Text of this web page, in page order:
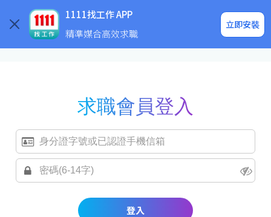
1111找工作 APP
精準媒合高效求職
立即安裝
企業求才
求職會員登入
登入